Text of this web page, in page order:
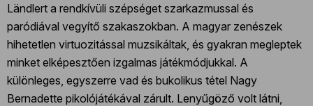
Ländlert a rendkívüli szépséget szarkazmussal és
paródiával vegyítő szakaszokban. A magyar zenészek
hihetetlen virtuozitással muzsikáltak, és gyakran megleptek
minket elképesztően izgalmas játékmódjukkal. A
különleges, egyszerre vad és bukolikus tétel Nagy
Bernadette pikolójátékával zárult. Lenyűgöző volt látni,